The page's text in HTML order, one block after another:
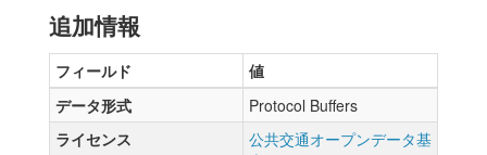
追加情報
フィールド
値
データ形式
Protocol Buffers
ライセンス
公共交通オープンデータ基